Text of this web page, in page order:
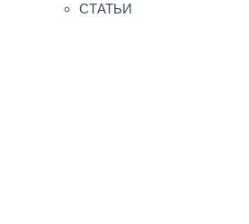
СТАТЬИ